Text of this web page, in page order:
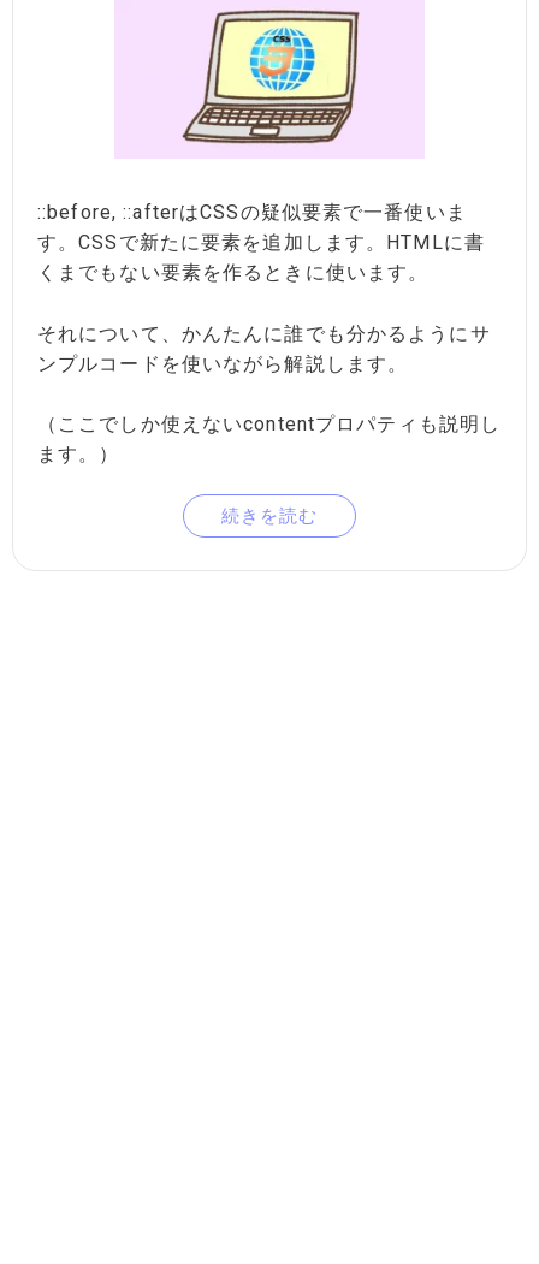
::before, ::afterはCSSの疑似要素で一番使いま
す。CSSで新たに要素を追加します。HTMLに書
くまでもない要素を作るときに使います。
それについて、かんたんに誰でも分かるようにサ
ンプルコードを使いながら解説します。
（ここでしか使えないcontentプロパティも説明し
ます。）
続きを読む